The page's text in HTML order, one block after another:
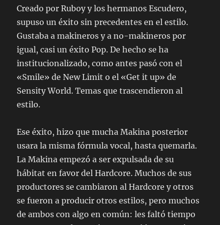
Creado por Ruboy y los hermanos Escudero,
supuso un éxito sin precedentes en el estilo.
Gustaba a makineros y a no-makineros por
igual, casi un éxito Pop. De hecho se ha
institucionalizado, como antes pasó con el
«Smile» de New Limit o el «Get it up» de
Sensity World. Temas que trascendieron al
estilo.
Ese éxito, hizo que mucha Makina posterior
usara la misma fórmula vocal, hasta quemarla.
La Makina empezó a ser expulsada de su
hábitat en favor del Hardcore. Muchos de sus
productores se cambiaron al Hardcore y otros
se fueron a producir otros estilos, pero muchos
de ambos con algo en común: les faltó tiempo